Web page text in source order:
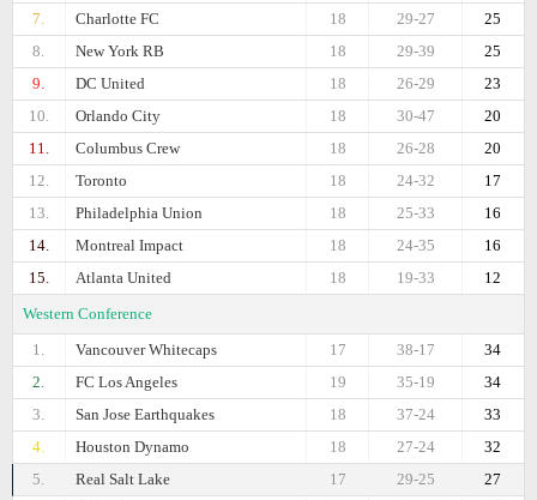
7.
Charlotte FC 25
29-27
18
8.
New York RB 25
29-39
18
9.
DC United 23
26-29
18
10.
Orlando City 20
30-47
18
11.
Columbus Crew 20
26-28
18
12.
Toronto 17
24-32
18
13.
Philadelphia Union 16
25-33
18
14.
Montreal Impact 16
24-35
18
15.
Atlanta United 12
19-33
18
Western Conference
1.
Vancouver Whitecaps 34
38-17
17
2.
FC Los Angeles 34
35-19
19
3.
San Jose Earthquakes 33
37-24
18
4.
Houston Dynamo 32
27-24
18
5.
Real Salt Lake 27
29-25
17